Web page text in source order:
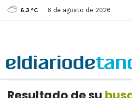
6.3 ºC 6 de agosto de 2026